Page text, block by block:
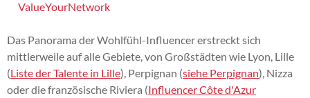
ValueYourNetwork
Das Panorama der Wohlfühl-Influencer erstreckt sich
mittlerweile auf alle Gebiete, von Großstädten wie Lyon, Lille
(Liste der Talente in Lille), Perpignan (siehe Perpignan), Nizza
oder die französische Riviera (Influencer Côte d'Azur